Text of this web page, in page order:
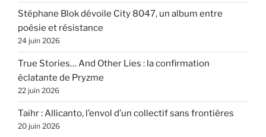
Stéphane Blok dévoile City 8047, un album entre
poésie et résistance
24 juin 2026
True Stories… And Other Lies : la confirmation
éclatante de Pryzme
22 juin 2026
Taihr : Allicanto, l’envol d’un collectif sans frontières
20 juin 2026